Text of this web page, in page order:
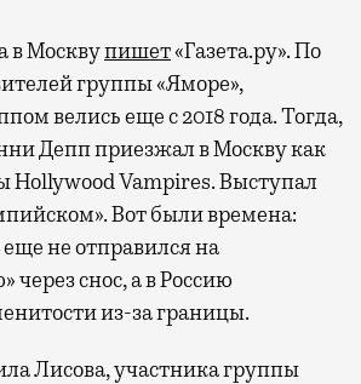
в Москвупишет«Газета.ру». По
группы «Яморе»,
велись еще с 2018 года. Тогда,
Депп приезжал в Москву как
Hollywood Vampires. Выступал
Вот были времена:
не отправился на
через снос, а в Россию
из-за границы.
Лисова, участника группы